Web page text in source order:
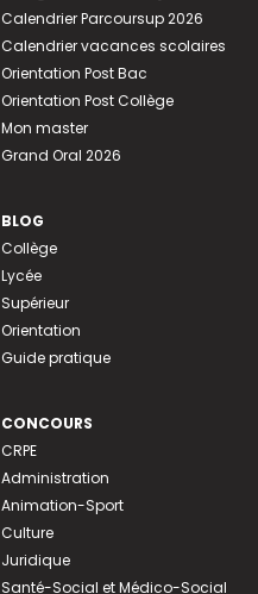
Calendrier Parcoursup 2026
Calendrier vacances scolaires
Orientation Post Bac
Orientation Post Collège
Mon master
Grand Oral 2026
BLOG
Collège
Lycée
Supérieur
Orientation
Guide pratique
CONCOURS
CRPE
Administration
Animation-Sport
Culture
Juridique
Santé-Social et Médico-Social